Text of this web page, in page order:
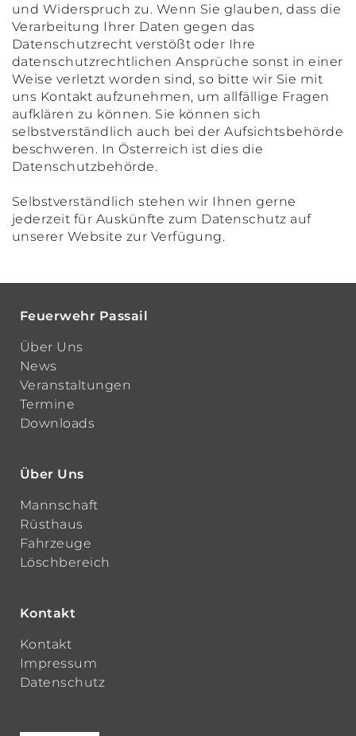
und Widerspruch zu. Wenn Sie glauben, dass die
Verarbeitung Ihrer Daten gegen das
Datenschutzrecht verstößt oder Ihre
datenschutzrechtlichen Ansprüche sonst in einer
Weise verletzt worden sind, so bitte wir Sie mit
uns Kontakt aufzunehmen, um allfällige Fragen
aufklären zu können. Sie können sich
selbstverständlich auch bei der Aufsichtsbehörde
beschweren. In Österreich ist dies die
Datenschutzbehörde.
Selbstverständlich stehen wir Ihnen gerne
jederzeit für Auskünfte zum Datenschutz auf
unserer Website zur Verfügung.
Feuerwehr Passail
Über Uns
News
Veranstaltungen
Termine
Downloads
Über Uns
Mannschaft
Rüsthaus
Fahrzeuge
Löschbereich
Kontakt
Kontakt
Impressum
Datenschutz